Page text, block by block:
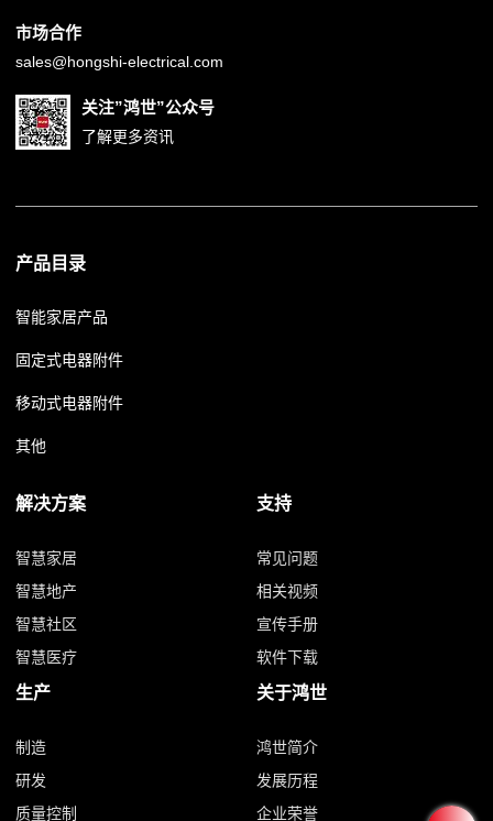
市场合作
sales@hongshi-electrical.com
关注”鸿世”公众号
了解更多资讯
产品目录
智能家居产品
固定式电器附件
移动式电器附件
其他
解决方案
智慧家居
智慧地产
智慧社区
智慧医疗
支持
常见问题
相关视频
宣传手册
软件下载
生产
制造
研发
质量控制
关于鸿世
鸿世简介
发展历程
企业荣誉